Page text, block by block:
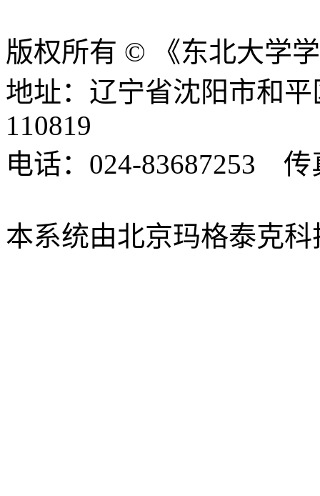
版权所有 © 《东北大学
地址：辽宁省沈阳市和
110819
电话：024-83687253
本系统由北京玛格泰克